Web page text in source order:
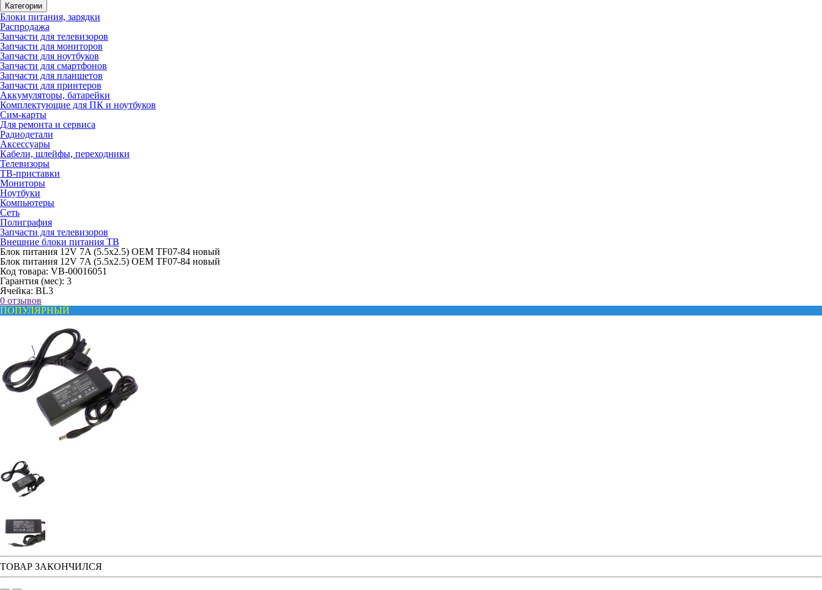
Категории
Блоки питания, зарядки
Распродажа
Запчасти для телевизоров
Запчасти для мониторов
Запчасти для ноутбуков
Запчасти для смартфонов
Запчасти для планшетов
Запчасти для принтеров
Аккумуляторы, батарейки
Комплектующие для ПК и ноутбуков
Сим-карты
Для ремонта и сервиса
Радиодетали
Аксессуары
Кабели, шлейфы, переходники
Телевизоры
ТВ-приставки
Мониторы
Ноутбуки
Компьютеры
Сеть
Полиграфия
Запчасти для телевизоров
Внешние блоки питания ТВ
Блок питания 12V 7A (5.5x2.5) OEM TF07-84 новый
Блок питания 12V 7A (5.5x2.5) OEM TF07-84 новый
Код товара: VB-00016051
Гарантия (мес): 3
Ячейка: BL3
0 отзывов
ПОПУЛЯРНЫЙ
ТОВАР ЗАКОНЧИЛСЯ